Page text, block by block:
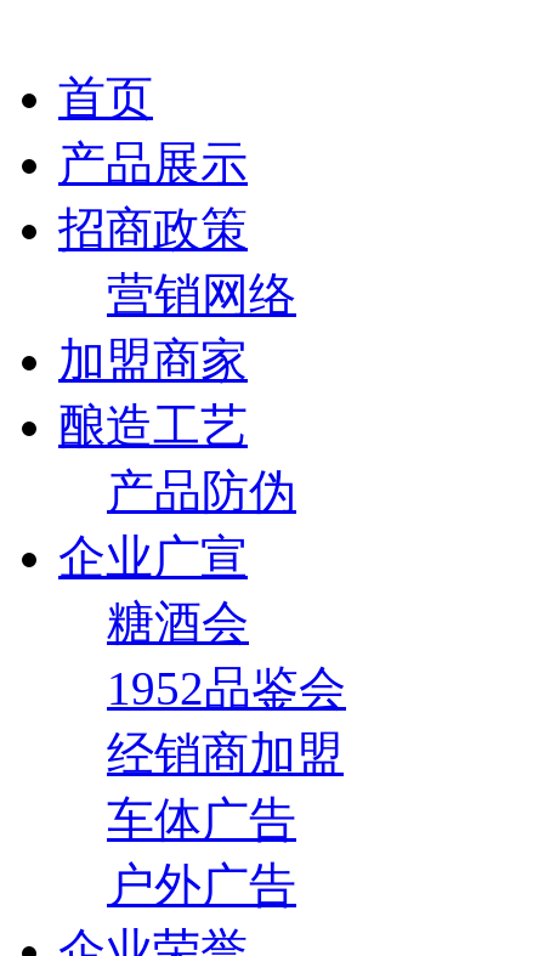
首页
产品展示
招商政策
营销网络
加盟商家
酿造工艺
产品防伪
企业广宣
糖酒会
1952品鉴会
经销商加盟
车体广告
户外广告